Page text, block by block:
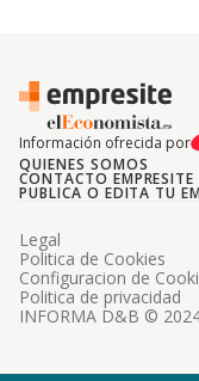
Información ofrecida por
QUIENES SOMOS
CONTACTO EMPRESITE
PUBLICA O EDITA TU
INFORMA D&B ©
Legal
Politica de Cookies
Configuracion de
Politica de privacidad